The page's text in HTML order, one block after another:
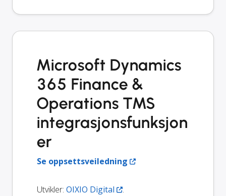
Microsoft Dynamics
365 Finance &
Operations TMS
integrasjonsfunksjon
er
Se oppsettsveiledning
Utvikler: OIXIO Digital .